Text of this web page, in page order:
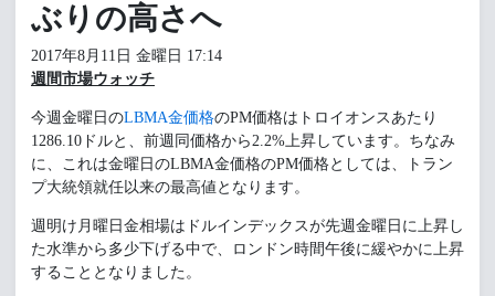
ぶりの高さへ
2017年8月11日 金曜日 17:14
週間市場ウォッチ
今週金曜日のLBMA金価格のPM価格はトロイオンスあたり
1286.10ドルと、前週同価格から2.2%上昇しています。ちなみ
に、これは金曜日のLBMA金価格のPM価格としては、トラン
プ大統領就任以来の最高値となります。
週明け月曜日金相場はドルインデックスが先週金曜日に上昇し
た水準から多少下げる中で、ロンドン時間午後に緩やかに上昇
することとなりました。